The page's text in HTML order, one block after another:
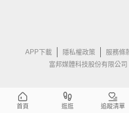
APP下載 隱私權政策 服務條
富邦媒體科技股份有限公
首頁 逛逛 追蹤清單